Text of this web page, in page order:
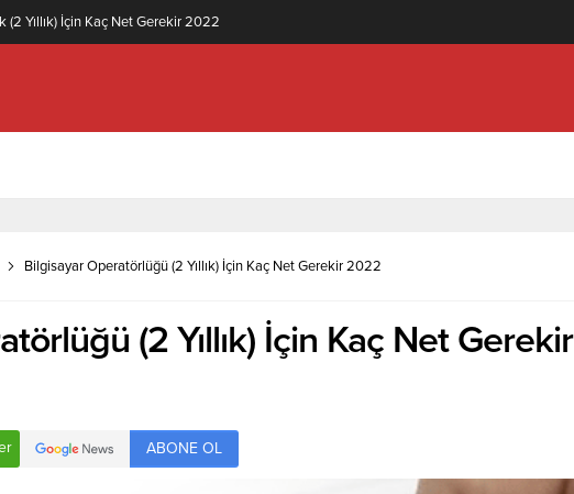
Zeytin İşleme Teknolojisi (2 Yıllık) İçin Kaç Net Gerekir 2022
Bilgisayar Operatörlüğü (2 Yıllık) İçin Kaç Net Gerekir 2022
(2 Yıllık) İçin Kaç Net Gerekir
ABONE OL